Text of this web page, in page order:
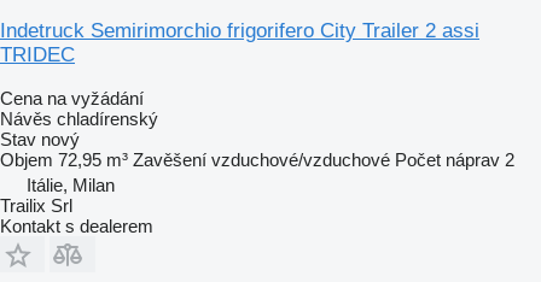
Indetruck Semirimorchio frigorifero City Trailer 2 assi
TRIDEC
Cena na vyžádání
Návěs chladírenský
Stav nový
Objem 72,95 m³ Zavěšení vzduchové/vzduchové Počet náprav 2
Itálie, Milan
Trailix Srl
Kontakt s dealerem